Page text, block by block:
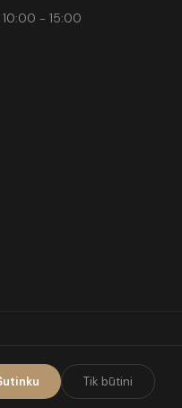
- 15:00
Tik būtini